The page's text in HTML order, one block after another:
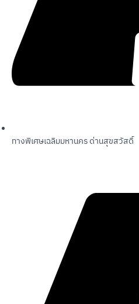
ทางพิเศษเฉลิมมหานคร ด่านสุขสวัสดิ์